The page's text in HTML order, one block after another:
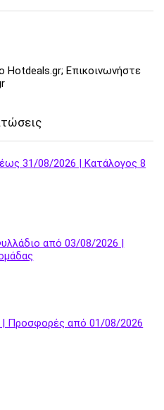
Hotdeals.gr; Επικοινωνήστε
31/08/2026 | Κατάλογος 8
από 03/08/2026 |
| Προσφορές από 01/08/2026